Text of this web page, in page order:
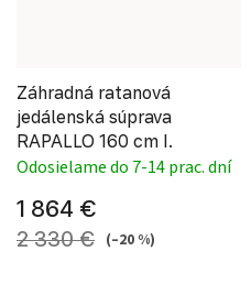
Záhradná ratanová
jedálenská súprava
RAPALLO 160 cm I.
Odosielame do 7-14 prac. dní
1 864 €
2 330 € (–20 %)